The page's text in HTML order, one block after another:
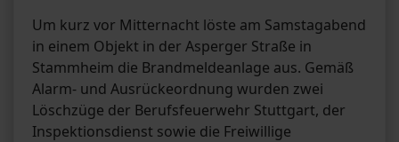
Um kurz vor Mitternacht löste am Samstagabend
in einem Objekt in der Asperger Straße in
Stammheim die Brandmeldeanlage aus. Gemäß
Alarm- und Ausrückeordnung wurden zwei
Löschzüge der Berufsfeuerwehr Stuttgart, der
Inspektionsdienst sowie die Freiwillige